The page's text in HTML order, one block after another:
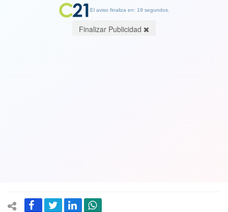
El aviso finaliza en: 19 segundos.
Finalizar Publicidad